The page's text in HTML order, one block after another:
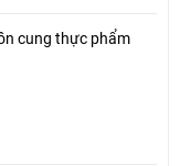
cung thực phẩm